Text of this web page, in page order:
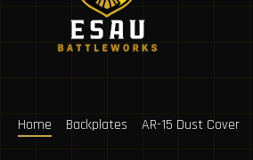
Home Backplates AR-15 Dust Cover